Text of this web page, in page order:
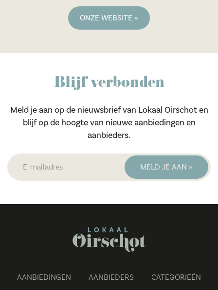
ONZE WEBSITE »
Blijf verbonden
Meld je aan op de nieuwsbrief van Lokaal Oirschot en
blijf op de hoogte van nieuwe aanbiedingen en
aanbieders.
AANBIEDINGEN AANBIEDERS CATEGORIEËN